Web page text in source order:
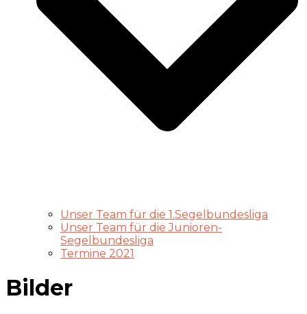
Unser Team für die 1.Segelbundesliga
Unser Team für die Junioren-
Segelbundesliga
Termine 2021
Bilder